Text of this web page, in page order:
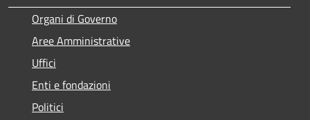
Organi di Governo
Aree Amministrative
Uffici
Enti e fondazioni
Politici